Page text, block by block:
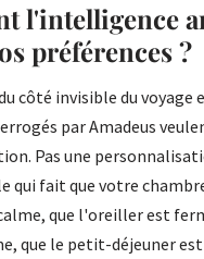
l'intelligence
préférences ?
côté invisible du voyage
par Amadeus
Pas une
qui fait que votre
que l'oreiller est
que le petit-déjeuner